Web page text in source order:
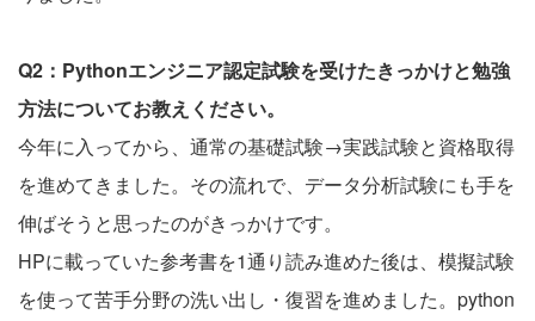
Q2：Pythonエンジニア認定試験を受けたきっかけと勉強
方法についてお教えください。
今年に入ってから、通常の基礎試験→実践試験と資格取得
を進めてきました。その流れで、データ分析試験にも手を
伸ばそうと思ったのがきっかけです。
HPに載っていた参考書を1通り読み進めた後は、模擬試験
を使って苦手分野の洗い出し・復習を進めました。python